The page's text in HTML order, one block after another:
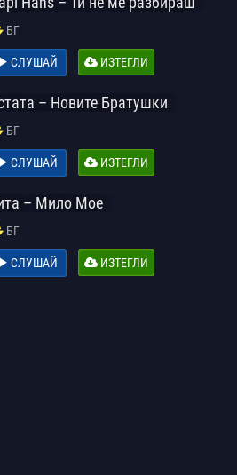
БГ
СЛУШАЙ ИЗТЕГЛИ
– Новите Братушки
БГ
СЛУШАЙ ИЗТЕГЛИ
– Мило Мое
БГ
СЛУШАЙ ИЗТЕГЛИ